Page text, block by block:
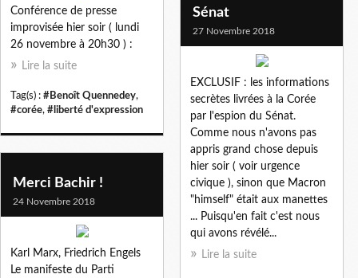
Conférence de presse
improvisée hier soir ( lundi
26 novembre à 20h30 ) :
Lire la suite
Tag(s) : #Benoît Quennedey,
#corée, #liberté d'expression
Sénat
27 Novembre 2018
EXCLUSIF : les informations
secrètes livrées à la Corée
par l'espion du Sénat.
Comme nous n'avons pas
appris grand chose depuis
hier soir ( voir urgence
civique ), sinon que Macron
"himself" était aux manettes
... Puisqu'en fait c'est nous
qui avons révélé...
Lire la suite
Merci Bachir !
24 Novembre 2018
Karl Marx, Friedrich Engels
Le manifeste du Parti